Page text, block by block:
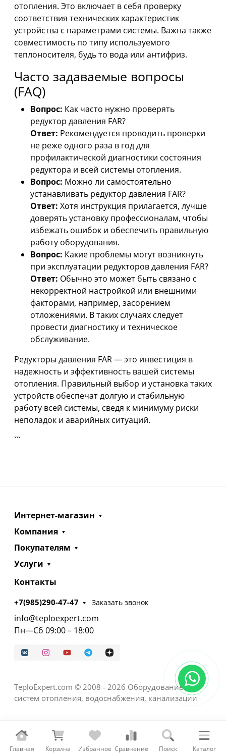
Главная Корзина Избранное Сравнение Поиск Каталог
отопления. Это включает в себя проверку
соответствия технических характеристик
устройства с параметрами системы. Важна также
совместимость по типу используемого
теплоносителя, будь то вода или антифриз.
Часто задаваемые вопросы
(FAQ)
Вопрос: Как часто нужно проверять
редуктор давления FAR?
Ответ: Рекомендуется проводить проверки
не реже одного раза в год для
профилактической диагностики состояния
редуктора и всей системы отопления.
Вопрос: Можно ли самостоятельно
устанавливать редуктор давления FAR?
Ответ: Хотя инструкция прилагается, лучше
доверять установку профессионалам, чтобы
избежать ошибок и обеспечить правильную
работу оборудования.
Вопрос: Какие проблемы могут возникнуть
при эксплуатации редукторов давления FAR?
Ответ: Обычно это может быть связано с
некорректной настройкой или внешними
факторами, например, засорением
отложениями. В таких случаях следует
провести диагностику и техническое
обслуживание.
Редукторы давления FAR — это инвестиция в
надежность и эффективность вашей системы
отопления. Правильный выбор и установка таких
устройств обеспечат долгую и стабильную
работу всей системы, сведя к минимуму риски
неполадок и аварийных ситуаций.
```
Интернет-магазин
Компания
Покупателям
Услуги
Контакты
+7(985)290-47-47 Заказать звонок
info@teploexpert.com
Пн—Сб 09:00 – 18:00
TeploExpert.com © 2008 - 2026 Оборудование для
систем отопления, водоснабжения, канализации